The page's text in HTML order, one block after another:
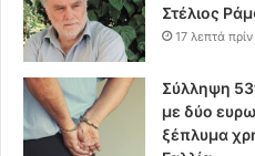
Στέλιος
17 λεπτά πρίν
Σύλληψη
με δύο
ξέπλυμα